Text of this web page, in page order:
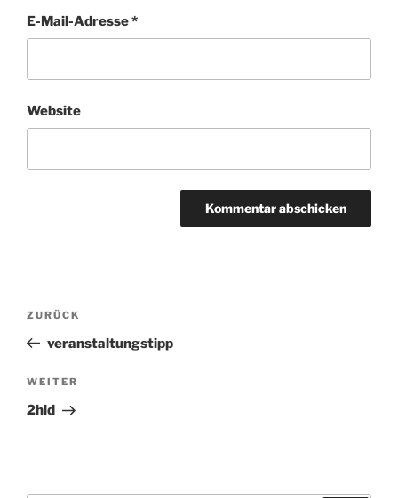
E-Mail-Adresse*
Website
Beitragsnavigation
Vorheriger
Beitrag
ZURÜCK
veranstaltungstipp
Nächster
Beitrag
WEITER
2hld